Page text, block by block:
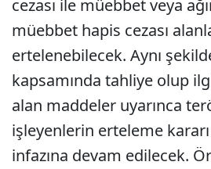
cezası ile müebbet veya
müebbet hapis cezası
ertelenebilecek. Aynı
kapsamında tahliye olup
alan maddeler uyarınca
işleyenlerin erteleme kararı
infazına devam edilecek.